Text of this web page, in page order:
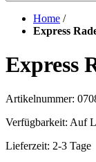
Home /
Express
Express
Artikelnummer:
Verfügbarkeit: Auf
Lieferzeit: 2-3 Tage